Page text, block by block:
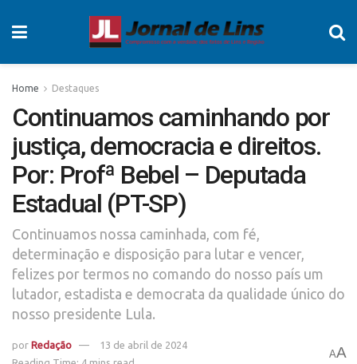
Home Destaques
Continuamos caminhando por
justiça, democracia e direitos.
Por: Profª Bebel – Deputada
Estadual (PT-SP)
Continuamos nossa caminhada, com fé,
determinação e disposição para lutar e vencer,
felizes por termos no comando do nosso país um
lutador, estadista e democrata da qualidade único do
nosso presidente Lula.
por Redação
13 de abril de 2024
AA